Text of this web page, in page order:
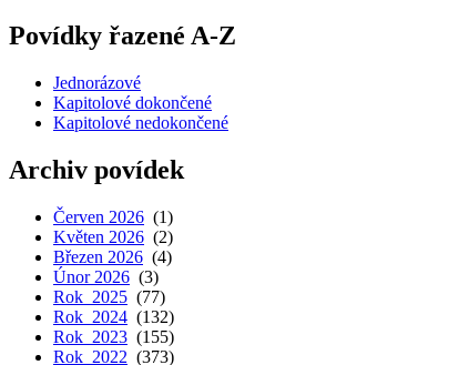
Povídky řazené A-Z
Jednorázové
Kapitolové dokončené
Kapitolové nedokončené
Archiv povídek
Červen 2026 (1)
Květen 2026 (2)
Březen 2026 (4)
Únor 2026 (3)
Rok 2025 (77)
Rok 2024 (132)
Rok 2023 (155)
Rok 2022 (373)